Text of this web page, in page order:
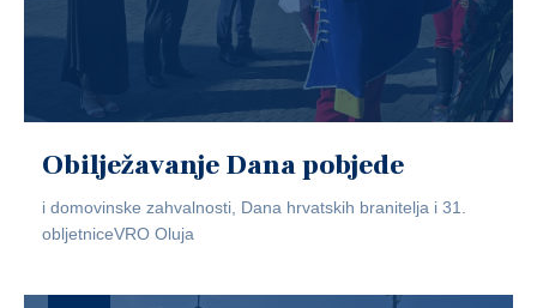
Obilježavanje Dana pobjede
i domovinske zahvalnosti, Dana hrvatskih branitelja i 31.
obljetniceVRO Oluja